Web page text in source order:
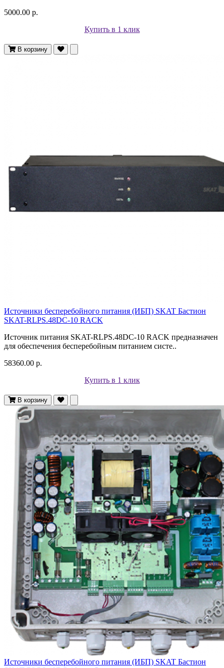
5000.00 р.
Купить в 1 клик
В корзину
Источники бесперебойного питания (ИБП) SKAT Бастион
SKAT-RLPS.48DC-10 RACK
Источник питания SKAT-RLPS.48DC-10 RACK предназначен
для обеспечения бесперебойным питанием систе..
58360.00 р.
Купить в 1 клик
В корзину
Источники бесперебойного питания (ИБП) SKAT Бастион